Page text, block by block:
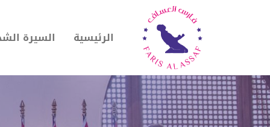
الرئيسية السيرة